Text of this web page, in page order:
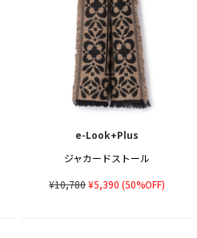
e-Look+Plus
ジャカードストール
¥10,780¥5,390 (50%OFF)